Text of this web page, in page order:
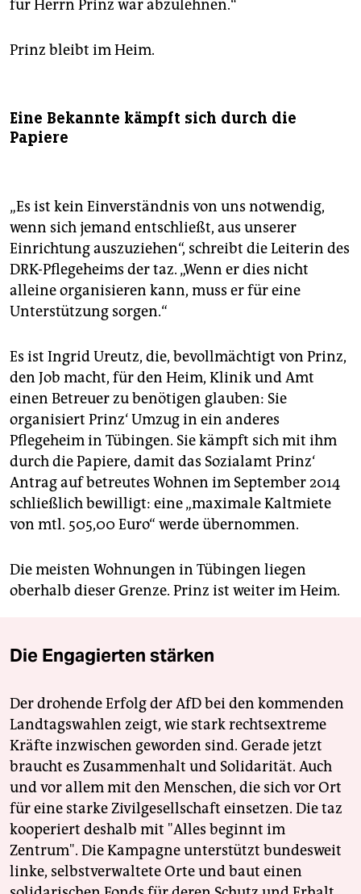
für Herrn Prinz war abzulehnen.“
Prinz bleibt im Heim.
Eine Bekannte kämpft sich durch die
Papiere
„Es ist kein Einverständnis von uns notwendig,
wenn sich jemand entschließt, aus unserer
Einrichtung auszuziehen“, schreibt die Leiterin des
DRK-Pflegeheims der taz. „Wenn er dies nicht
alleine organisieren kann, muss er für eine
Unterstützung sorgen.“
Es ist Ingrid Ureutz, die, bevollmächtigt von Prinz,
den Job macht, für den Heim, Klinik und Amt
einen Betreuer zu benötigen glauben: Sie
organisiert Prinz‘ Umzug in ein anderes
Pflegeheim in Tübingen. Sie kämpft sich mit ihm
durch die Papiere, damit das Sozialamt Prinz‘
Antrag auf betreutes Wohnen im September 2014
schließlich bewilligt: eine „maximale Kaltmiete
von mtl. 505,00 Euro“ werde übernommen.
Die meisten Wohnungen in Tübingen liegen
oberhalb dieser Grenze. Prinz ist weiter im Heim.
Die Engagierten stärken
Der drohende Erfolg der AfD bei den kommenden
Landtagswahlen zeigt, wie stark rechtsextreme
Kräfte inzwischen geworden sind. Gerade jetzt
braucht es Zusammenhalt und Solidarität. Auch
und vor allem mit den Menschen, die sich vor Ort
für eine starke Zivilgesellschaft einsetzen. Die taz
kooperiert deshalb mit "Alles beginnt im
Zentrum". Die Kampagne unterstützt bundesweit
linke, selbstverwaltete Orte und baut einen